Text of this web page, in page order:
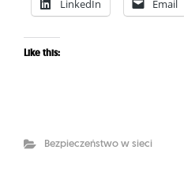
LinkedIn Email
Like this:
Bezpieczeństwo w sieci